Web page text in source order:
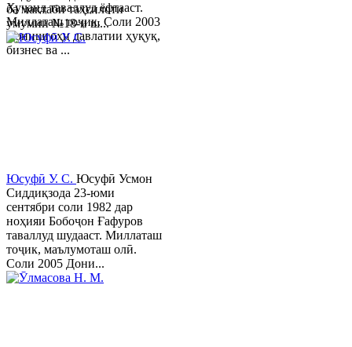
Хуҷанд таваллуд ёфтааст.
Миллаташ тоҷик. Соли 2003
Донишгоҳи давлатии ҳуқуқ,
бизнес ва ...
ба мактаби таҳсилоти
умумии №18-и ш...
Юсуфӣ У. C. Юсуфӣ Усмон
Сиддиқзода 23-юми
сентябри соли 1982 дар
ноҳияи Бобоҷон Ғафуров
таваллуд шудааст. Миллаташ
тоҷик, маълумоташ олӣ.
Соли 2005 Дони...